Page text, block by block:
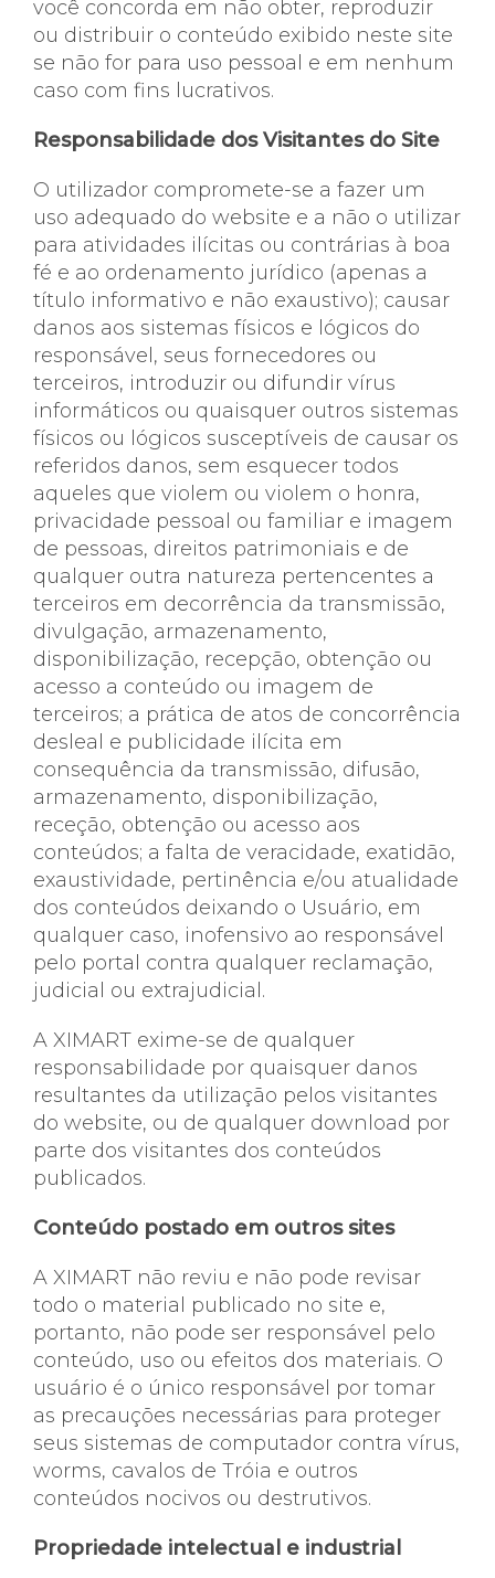
você concorda em não obter, reproduzir
ou distribuir o conteúdo exibido neste site
se não for para uso pessoal e em nenhum
caso com fins lucrativos.
Responsabilidade dos Visitantes do Site
O utilizador compromete-se a fazer um
uso adequado do website e a não o utilizar
para atividades ilícitas ou contrárias à boa
fé e ao ordenamento jurídico (apenas a
título informativo e não exaustivo); causar
danos aos sistemas físicos e lógicos do
responsável, seus fornecedores ou
terceiros, introduzir ou difundir vírus
informáticos ou quaisquer outros sistemas
físicos ou lógicos susceptíveis de causar os
referidos danos, sem esquecer todos
aqueles que violem ou violem o honra,
privacidade pessoal ou familiar e imagem
de pessoas, direitos patrimoniais e de
qualquer outra natureza pertencentes a
terceiros em decorrência da transmissão,
divulgação, armazenamento,
disponibilização, recepção, obtenção ou
acesso a conteúdo ou imagem de
terceiros; a prática de atos de concorrência
desleal e publicidade ilícita em
consequência da transmissão, difusão,
armazenamento, disponibilização,
receção, obtenção ou acesso aos
conteúdos; a falta de veracidade, exatidão,
exaustividade, pertinência e/ou atualidade
dos conteúdos deixando o Usuário, em
qualquer caso, inofensivo ao responsável
pelo portal contra qualquer reclamação,
judicial ou extrajudicial.
A XIMART exime-se de qualquer
responsabilidade por quaisquer danos
resultantes da utilização pelos visitantes
do website, ou de qualquer download por
parte dos visitantes dos conteúdos
publicados.
Conteúdo postado em outros sites
A XIMART não reviu e não pode revisar
todo o material publicado no site e,
portanto, não pode ser responsável pelo
conteúdo, uso ou efeitos dos materiais. O
usuário é o único responsável por tomar
as precauções necessárias para proteger
seus sistemas de computador contra vírus,
worms, cavalos de Tróia e outros
conteúdos nocivos ou destrutivos.
Propriedade intelectual e industrial